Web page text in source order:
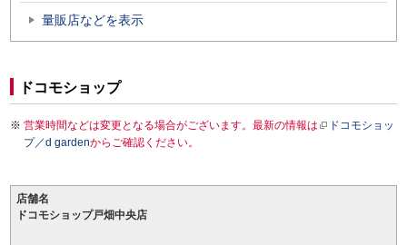
量販店などを表示
ドコモショップ
営業時間などは変更となる場合がございます。最新の情報は
ドコモショッ
プ／d gardenからご確認ください。
店舗名
ドコモショップ戸畑中央店